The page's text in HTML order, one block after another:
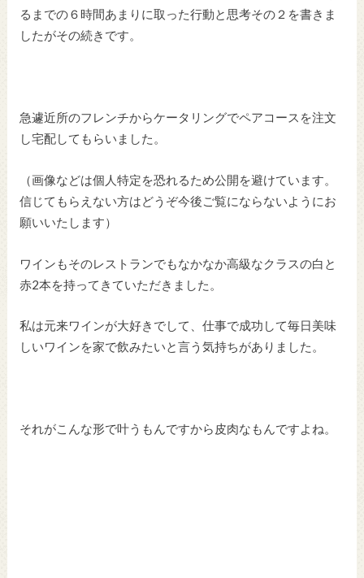
るまでの６時間あまりに取った行動と思考その２を書きま
したがその続きです。
急遽近所のフレンチからケータリングでペアコースを注文
し宅配してもらいました。
（画像などは個人特定を恐れるため公開を避けています。
信じてもらえない方はどうぞ今後ご覧にならないようにお
願いいたします）
ワインもそのレストランでもなかなか高級なクラスの白と
赤2本を持ってきていただきました。
私は元来ワインが大好きでして、仕事で成功して毎日美味
しいワインを家で飲みたいと言う気持ちがありました。
それがこんな形で叶うもんですから皮肉なもんですよね。